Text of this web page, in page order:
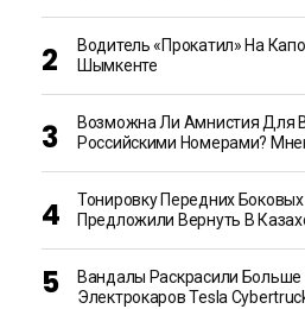
Водитель «прокатил» На
Шымкенте
Возможна Ли Амнистия Для
Российскими Номерами?
Тонировку Передних
Предложили Вернуть В
Вандалы Раскрасили Больше
Электрокаров Tesla